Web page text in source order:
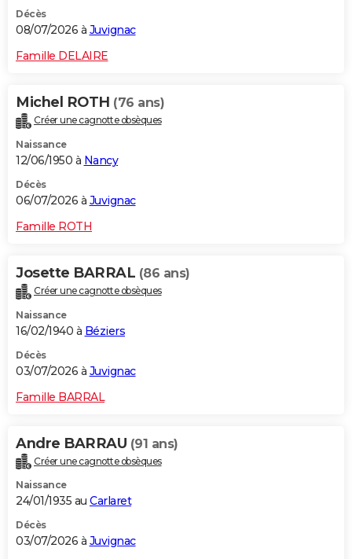
S'inscrire
Se connecter
Lycées
Collèges
Primaires
Universités
Entreprises
Service militaire
Avis de recherche
AVIS DE DÉCÈS
FORUM
Bricolage
Lifestyle
Culture
Sport
Auto
Television
Voyage
Cinema
Décès
08/07/2026 à Juvignac
Famille DELAIRE
Michel ROTH (76 ans)
Créer une cagnotte obsèques
Naissance
12/06/1950 à Nancy
Décès
06/07/2026 à Juvignac
Famille ROTH
Josette BARRAL (86 ans)
Créer une cagnotte obsèques
Naissance
16/02/1940 à Béziers
Décès
03/07/2026 à Juvignac
Famille BARRAL
Andre BARRAU (91 ans)
Créer une cagnotte obsèques
Naissance
24/01/1935 au Carlaret
Décès
03/07/2026 à Juvignac